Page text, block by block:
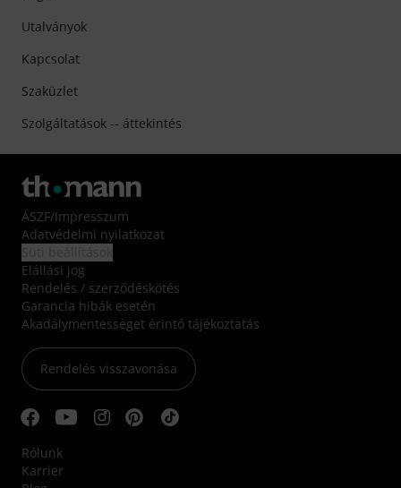
Utalványok
Kapcsolat
Szaküzlet
Szolgáltatások -- áttekintés
ÁSZF/Impresszum
Adatvédelmi nyilatkozat
Elállási jog
Rendelés / szerződéskötés
Garancia hibák esetén
Akadálymentességet érintő tájékoztatás
Rendelés visszavonása
Rólunk
Karrier